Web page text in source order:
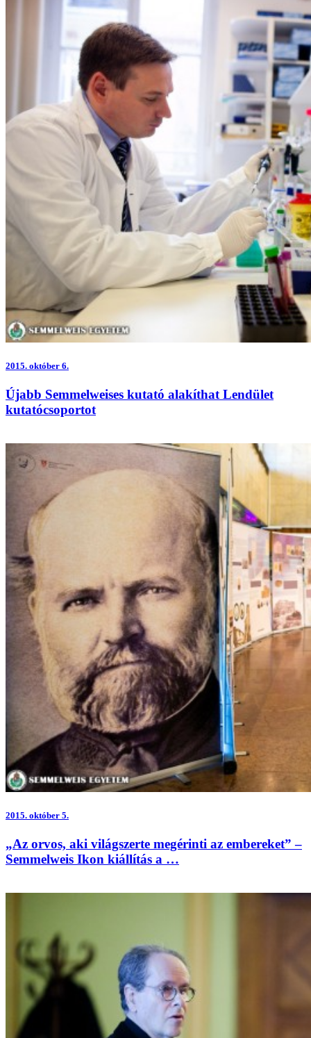
2015. október 6.
Újabb Semmelweises kutató alakíthat Lendület
kutatócsoportot
2015. október 5.
„Az orvos, aki világszerte megérinti az embereket” –
Semmelweis Ikon kiállítás a …